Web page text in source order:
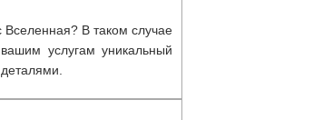
Вселенная? В таком случае
услугам уникальный